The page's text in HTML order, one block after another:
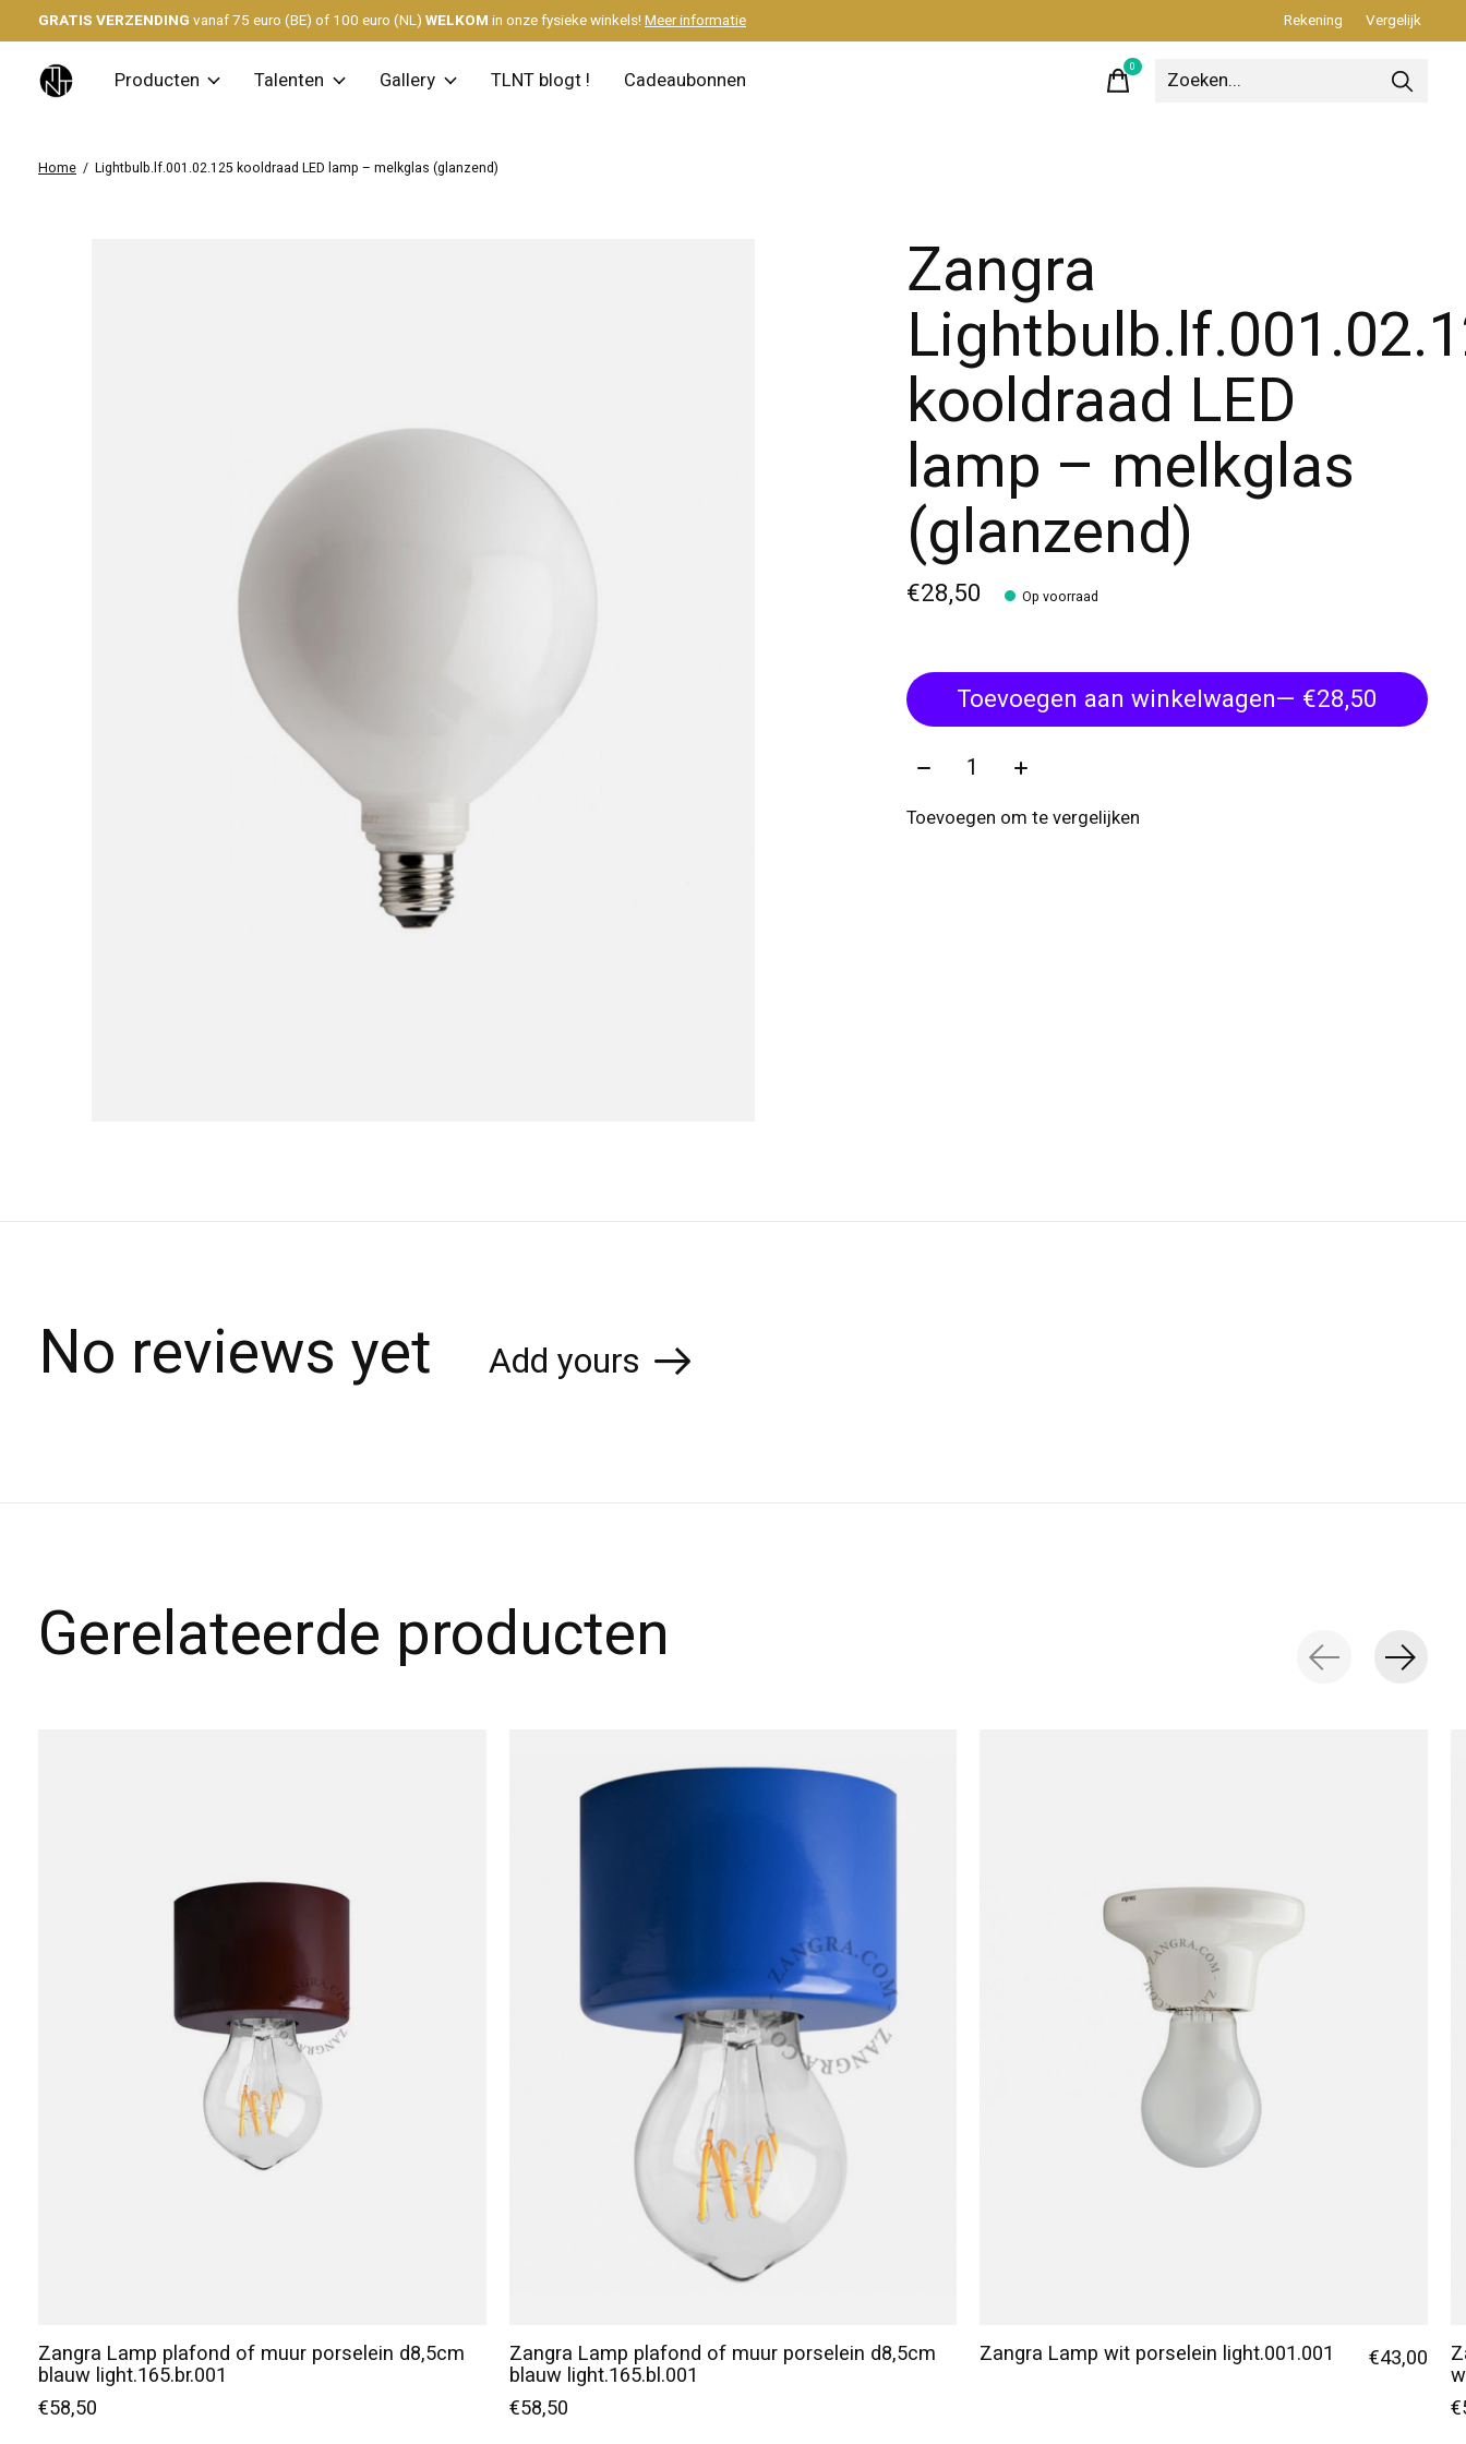
GRATIS VERZENDING vanaf 75 euro (BE) of 100 euro (NL) WELKOM in onze fysieke winkels!Meer informatie Rekening Vergelijk
Producten Talenten Gallery TLNT blogt ! Cadeaubonnen
0items
Home / Lightbulb.lf.001.02.125 kooldraad LED lamp – melkglas (glanzend)
Zangra
kooldraad LED
lamp – melkglas
(glanzend)
€28,50 Op voorraad
Toevoegen aan winkelwagen
— €28,50
Aantal:
Toevoegen om te vergelijken
No reviews yet Add yours
Gerelateerde producten
Zangra Lamp plafond of muur porselein d8,5cm
blauw light.165.br.001
€58,50
Zangra Lamp plafond of muur porselein d8,5cm
blauw light.165.bl.001
€58,50
Zangra Lamp wit porselein light.001.001 €43,00